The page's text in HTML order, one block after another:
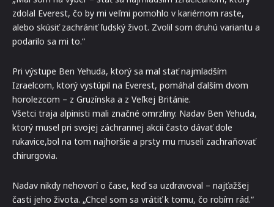
zdolal Everest, čo by mi veľmi pomohlo v kariérnom raste,
alebo skúsiť zachrániť ľudský život. Zvolil som druhú variantu a
podarilo sa mi to.“
Pri výstupe Ben Yehuda, ktorý sa mal stať najmladším
Izraelcom, ktorý vystúpil na Everest, pomáhal ďalším dvom
horolezcom – z Gruzínska a z Veľkej Británie.
Všetci traja alpinisti mali značné omrzliny. Nadav Ben Yehuda,
ktorý musel pri svojej záchrannej akcii často dávať dole
rukavice,bol na tom najhoršie a prsty mu museli zachraňovať
chirurgovia.
Nadav nikdy nehovorí o čase, keď sa uzdravoval – najťažšej
časti jeho života. „Chcel som sa vrátiť k tomu, čo robím rád.“